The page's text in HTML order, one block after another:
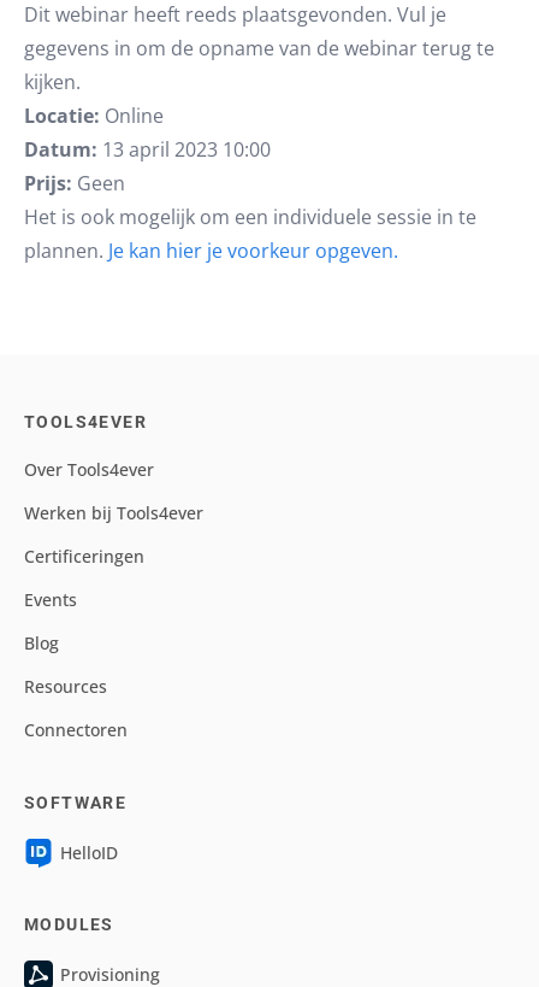
Dit webinar heeft reeds plaatsgevonden. Vul je
gegevens in om de opname van de webinar terug te
kijken.
Locatie: Online
Datum: 13 april 2023 10:00
Prijs: Geen
Het is ook mogelijk om een individuele sessie in te
plannen. Je kan hier je voorkeur opgeven.
TOOLS4EVER
Over Tools4ever
Werken bij Tools4ever
Certificeringen
Events
Blog
Resources
Connectoren
SOFTWARE
HelloID
MODULES
Provisioning